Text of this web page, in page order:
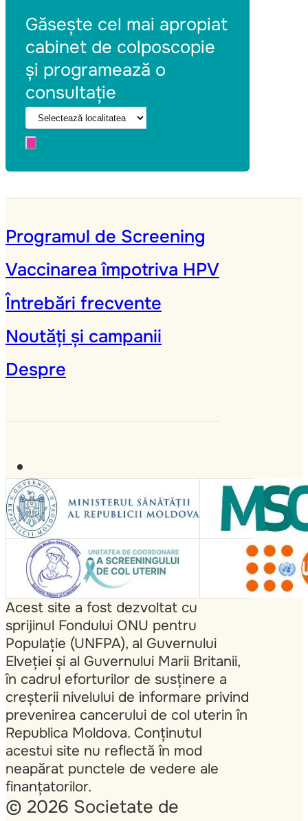
Găsește cel mai apropiat
cabinet de colposcopie
și programează o
consultație
Programul de Screening
Vaccinarea împotriva HPV
Întrebări frecvente
Noutăți și campanii
Despre
Acest site a fost dezvoltat cu
sprijinul Fondului ONU pentru
Populație (UNFPA), al Guvernului
Elveției și al Guvernului Marii Britanii,
în cadrul eforturilor de susținere a
creșterii nivelului de informare privind
prevenirea cancerului de col uterin în
Republica Moldova. Conținutul
acestui site nu reflectă în mod
neapărat punctele de vedere ale
finanțatorilor.
© 2026 Societate de